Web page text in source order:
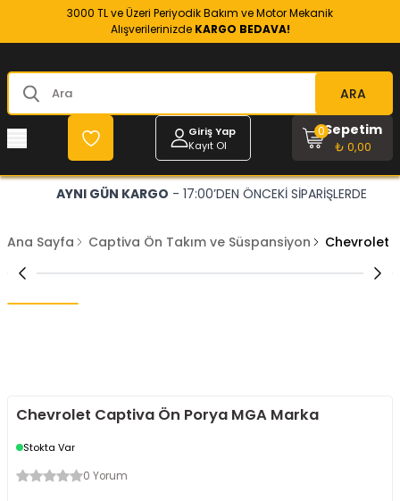
3000 TL ve Üzeri Periyodik Bakım ve Motor Mekanik
Alışverilerinizde KARGO BEDAVA!
ARA
Giriş Yap
Kayıt Ol
Sepetim
₺ 0,00
0
AYNI GÜN KARGO - 17:00’DEN ÖNCEKİ SİPARİŞLERDE
Ana Sayfa Captiva Ön Takım ve Süspansiyon Chevrolet
Chevrolet Captiva Ön Porya MGA Marka
Stokta Var
0 Yorum